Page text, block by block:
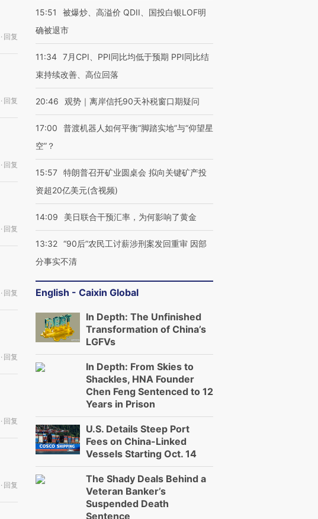
· 回复
· 回复
· 回复
· 回复
· 回复
· 回复
· 回复
· 回复
15:51
被爆炒、高溢价 QDII、国投白银LOF明
确被退市
11:34 7月CPI、PPI同比均低于预期 PPI同比结
束持续改善、高位回落
20:46 观势｜离岸信托90天补税窗口期疑问
17:00
普渡机器人如何平衡“脚踏实地”与“仰望星
空”？
15:57 特朗普召开矿业圆桌会 拟向关键矿产投
资超20亿美元(含视频)
14:09 美日联合干预汇率，为何影响了黄金
13:32 “90后”农民工讨薪涉刑案发回重审 因部
分事实不清
English - Caixin Global
In Depth: The Unfinished
Transformation of China’s
LGFVs
In Depth: From Skies to
Shackles, HNA Founder
Chen Feng Sentenced to 12
Years in Prison
U.S. Details Steep Port
Fees on China-Linked
Vessels Starting Oct. 14
The Shady Deals Behind a
Veteran Banker’s
Suspended Death
Sentence